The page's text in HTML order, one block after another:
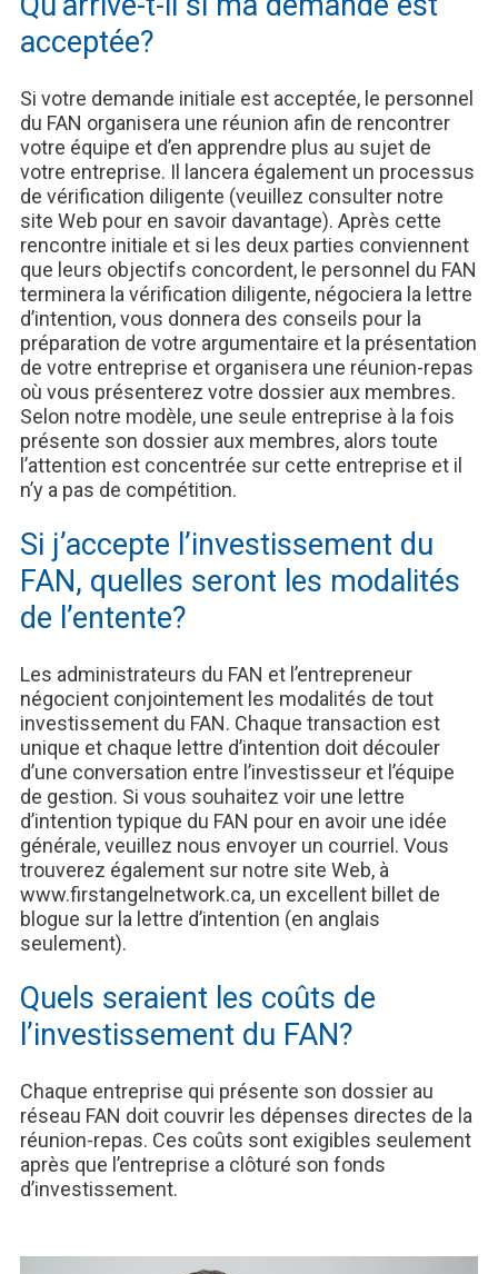
acceptée?
Si votre demande initiale est acceptée, le personnel
du FAN organisera une réunion afin de rencontrer
votre équipe et d’en apprendre plus au sujet de
votre entreprise. Il lancera également un processus
de vérification diligente (veuillez consulter notre
site Web pour en savoir davantage). Après cette
rencontre initiale et si les deux parties conviennent
que leurs objectifs concordent, le personnel du FAN
terminera la vérification diligente, négociera la lettre
d’intention, vous donnera des conseils pour la
préparation de votre argumentaire et la présentation
de votre entreprise et organisera une réunion-repas
où vous présenterez votre dossier aux membres.
Selon notre modèle, une seule entreprise à la fois
présente son dossier aux membres, alors toute
l’attention est concentrée sur cette entreprise et il
n’y a pas de compétition.
Si j’accepte l’investissement du
FAN, quelles seront les modalités
de l’entente?
Les administrateurs du FAN et l’entrepreneur
négocient conjointement les modalités de tout
investissement du FAN. Chaque transaction est
unique et chaque lettre d’intention doit découler
d’une conversation entre l’investisseur et l’équipe
de gestion. Si vous souhaitez voir une lettre
d’intention typique du FAN pour en avoir une idée
générale, veuillez nous envoyer un courriel. Vous
trouverez également sur notre site Web, à
www.firstangelnetwork.ca, un excellent billet de
blogue sur la lettre d’intention (en anglais
seulement).
Quels seraient les coûts de
l’investissement du FAN?
Chaque entreprise qui présente son dossier au
réseau FAN doit couvrir les dépenses directes de la
réunion-repas. Ces coûts sont exigibles seulement
après que l’entreprise a clôturé son fonds
d’investissement.